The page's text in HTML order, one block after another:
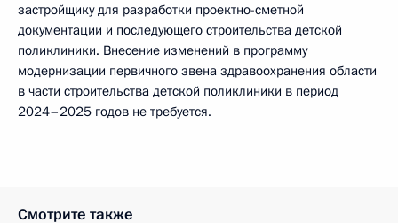
застройщику для разработки проектно-сметной
документации и последующего строительства детской
поликлиники. Внесение изменений в программу
модернизации первичного звена здравоохранения области
в части строительства детской поликлиники в период
2024–2025 годов не требуется.
Смотрите также